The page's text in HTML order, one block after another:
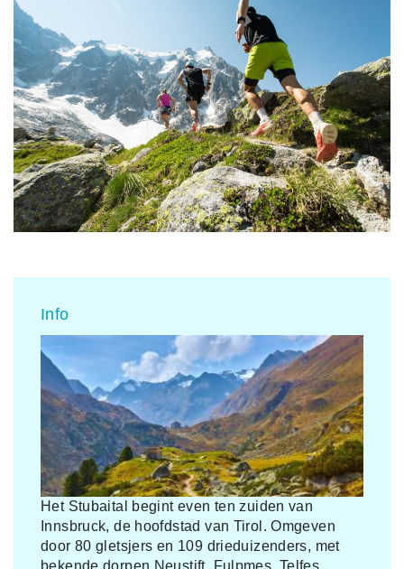
Info
Het Stubaital begint even ten zuiden van
Innsbruck, de hoofdstad van Tirol. Omgeven
door 80 gletsjers en 109 drieduizenders, met
bekende dorpen Neustift, Fulpmes, Telfes,